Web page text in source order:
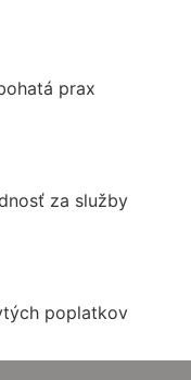
prax
za služby
poplatkov